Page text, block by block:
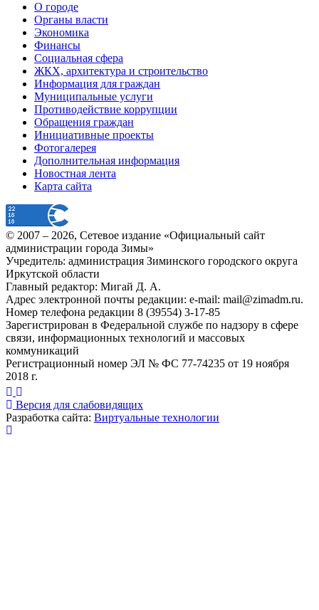
О городе
Органы власти
Экономика
Финансы
Социальная сфера
ЖКХ, архитектура и строительство
Информация для граждан
Муниципальные услуги
Противодействие коррупции
Обращения граждан
Инициативные проекты
Фотогалерея
Дополнительная информация
Новостная лента
Карта сайта
© 2007 – 2026, Сетевое издание «Официальный сайт
администрации города Зимы»
Учредитель: администрация Зиминского городского округа
Иркутской области
Главный редактор: Мигай Д. А.
Адрес электронной почты редакции: e-mail: mail@zimadm.ru.
Номер телефона редакции 8 (39554) 3-17-85
Зарегистрирован в Федеральной службе по надзору в сфере
связи, информационных технологий и массовых
коммуникаций
Регистрационный номер ЭЛ № ФС 77-74235 от 19 ноября
2018 г.
Версия для слабовидящих
Разработка сайта: Виртуальные технологии